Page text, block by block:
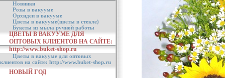
Новинки
Розы в вакууме
Орхидеи в вакууме
Цветы в вакууме(цветы в стекле)
Букеты из мыла ручной работы
ЦВЕТЫ В ВАКУУМЕ ДЛЯ
ОПТОВЫХ КЛИЕНТОВ НА САЙТЕ:
http://www.buket-shop.ru
Цветы в вакууме для оптовых
клиентов на сайте: http://www.buket-shop.ru
НОВЫЙ ГОД